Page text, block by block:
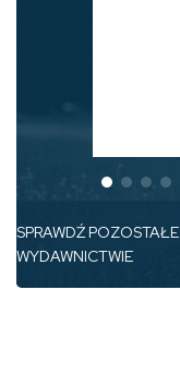
SPRAWDŹ POZOSTAŁE
WYDAWNICTWIE